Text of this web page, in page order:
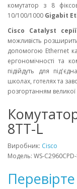
комутатор з 8
10/100/1000 Gigabit
Cisco Catalyst
можливість
допомогою Ethernet
ергономічності та
підійдуть для
школах, готелях та
розгортанням великої
8TT-L
Виробник: Cisco
Модель: WS-